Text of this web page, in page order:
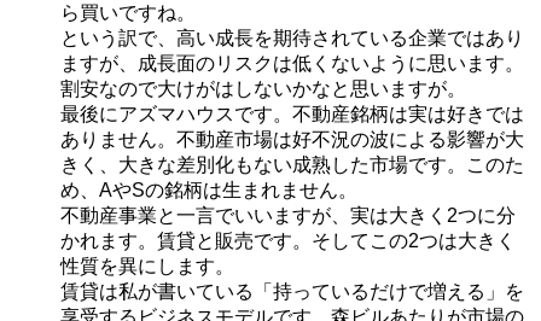
ら買いですね。
という訳で、高い成長を期待されている企業ではあり
ますが、成長面のリスクは低くないように思います。
割安なので大けがはしないかなと思いますが。
最後にアズマハウスです。不動産銘柄は実は好きでは
ありません。不動産市場は好不況の波による影響が大
きく、大きな差別化もない成熟した市場です。このた
め、AやSの銘柄は生まれません。
不動産事業と一言でいいますが、実は大きく2つに分
かれます。賃貸と販売です。そしてこの2つは大きく
性質を異にします。
賃貸は私が書いている「持っているだけで増える」を
享受するビジネスモデルです。森ビルあたりが市場の